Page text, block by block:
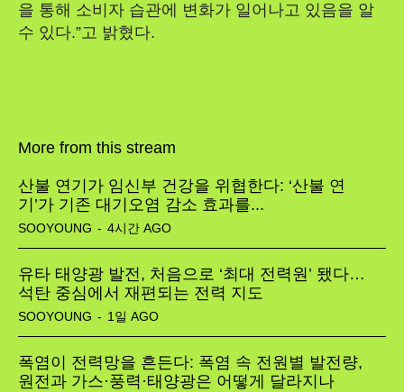
을 통해 소비자 습관에 변화가 일어나고 있음을 알
수 있다.”고 밝혔다.
More from this stream
산불 연기가 임신부 건강을 위협한다: ‘산불 연
기’가 기존 대기오염 감소 효과를...
SOOYOUNG - 4시간 AGO
유타 태양광 발전, 처음으로 ‘최대 전력원’ 됐다…
석탄 중심에서 재편되는 전력 지도
SOOYOUNG - 1일 AGO
폭염이 전력망을 흔든다: 폭염 속 전원별 발전량,
원전과 가스·풍력·태양광은 어떻게 달라지나